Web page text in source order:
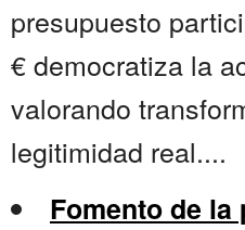
presupuesto
€ democratiza la
valorando
legitimidad real....
Fomento de